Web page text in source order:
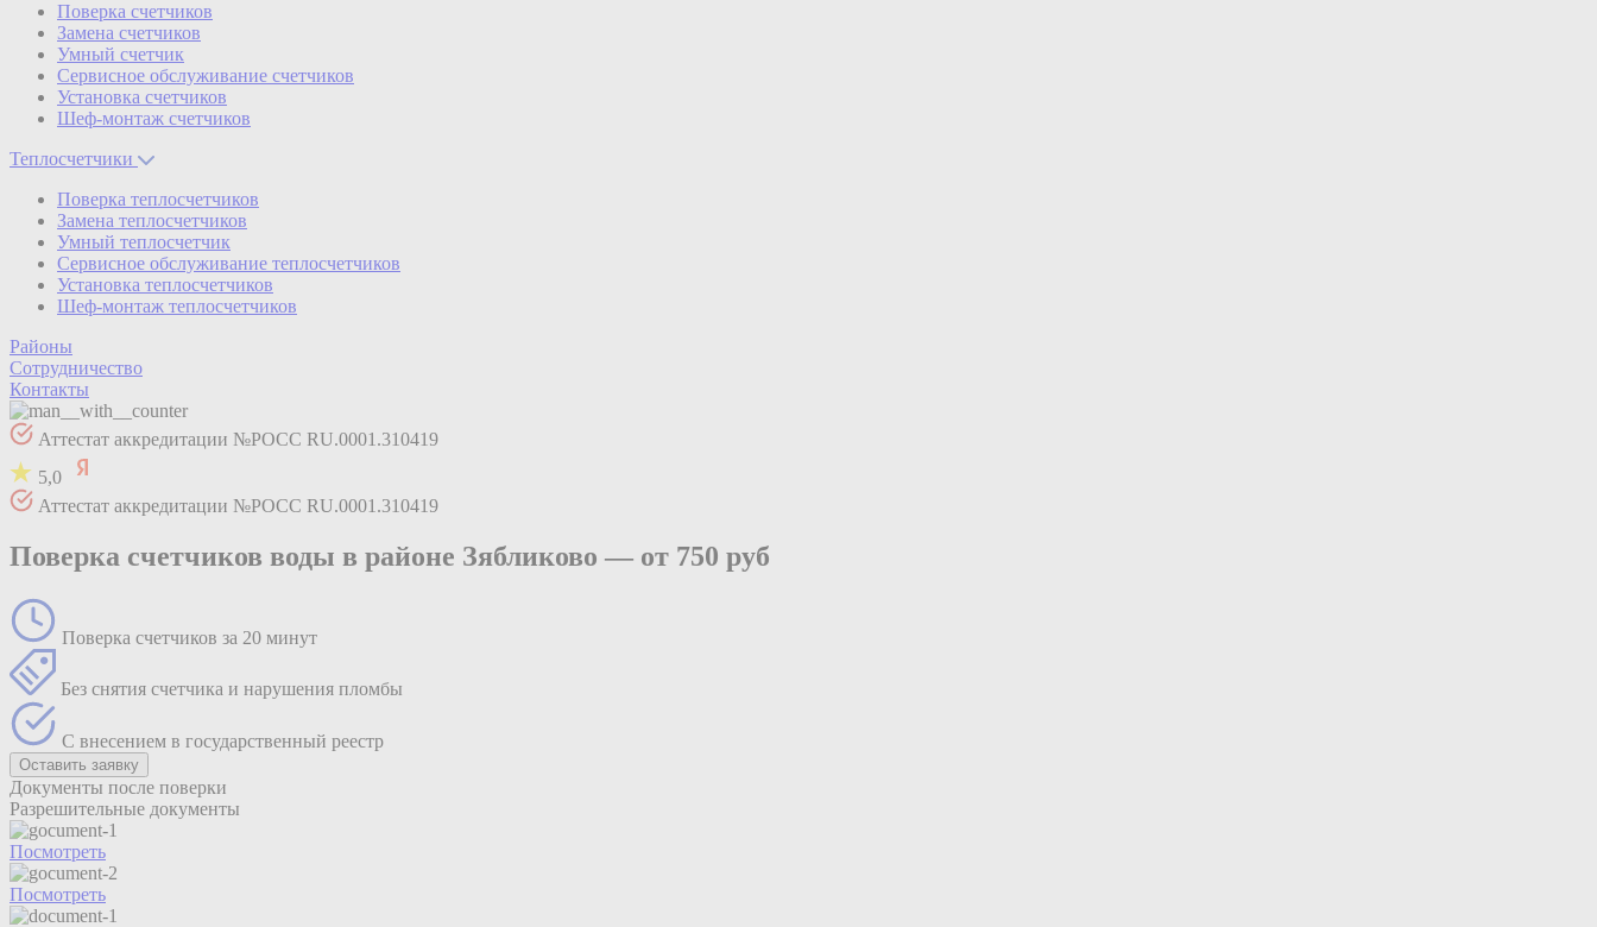
Поверка счетчиков
Замена счетчиков
Умный счетчик
Сервисное обслуживание счетчиков
Установка счетчиков
Шеф-монтаж счетчиков
Теплосчетчики
Поверка теплосчетчиков
Замена теплосчетчиков
Умный теплосчетчик
Сервисное обслуживание теплосчетчиков
Установка теплосчетчиков
Шеф-монтаж теплосчетчиков
Районы
Сотрудничество
Контакты
Аттестат аккредитации №РОСС RU.0001.310419
5,0
Аттестат аккредитации №РОСС RU.0001.310419
Поверка счетчиков воды в районе Зябликово — от 750 руб
Поверка счетчиков за 20 минут
Без снятия счетчика и нарушения пломбы
С внесением в государственный реестр
Оставить заявку
Документы после поверки
Разрешительные документы
Посмотреть
Посмотреть